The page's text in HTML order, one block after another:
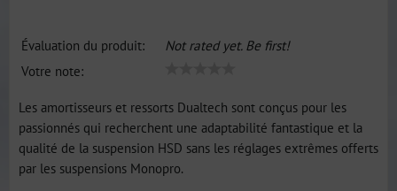
Évaluation du produit:
Not rated yet. Be first!
Votre note:
Les amortisseurs et ressorts Dualtech sont conçus pour les
passionnés qui recherchent une adaptabilité fantastique et la
qualité de la suspension HSD sans les réglages extrêmes offerts
par les suspensions Monopro.